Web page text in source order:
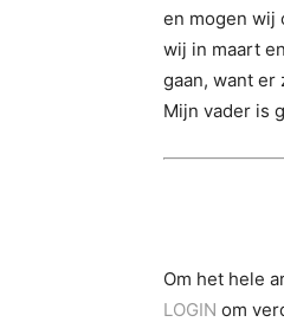
en mogen wij
wij in maart
gaan, want er
Mijn vader is
Om het hele
LOGIN om